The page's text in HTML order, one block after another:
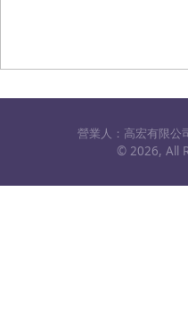
營業人： 高宏有限公
© 2026, All